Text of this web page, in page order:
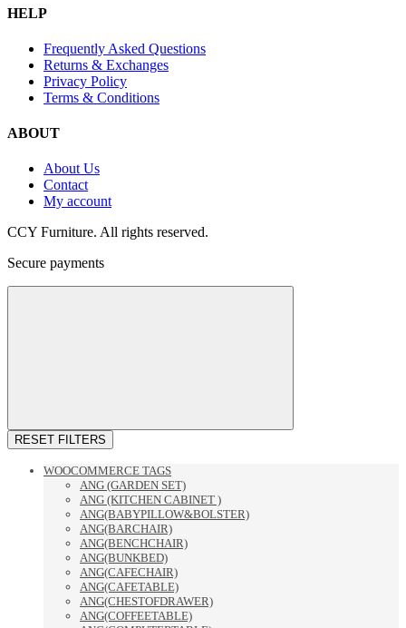
HELP
Frequently Asked Questions
Returns & Exchanges
Privacy Policy
Terms & Conditions
ABOUT
About Us
Contact
My account
CCY Furniture. All rights reserved.
Secure payments
RESET FILTERS
WOOCOMMERCE TAGS
ANG (GARDEN SET)
ANG (KITCHEN CABINET )
ANG(BABYPILLOW&BOLSTER)
ANG(BARCHAIR)
ANG(BENCHCHAIR)
ANG(BUNKBED)
ANG(CAFECHAIR)
ANG(CAFETABLE)
ANG(CHESTOFDRAWER)
ANG(COFFEETABLE)